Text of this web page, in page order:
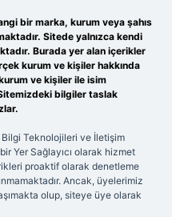
bir marka, kurum veya şahıs
Sitede yalnızca kendi
Burada yer alan içerikler
kurum ve kişiler hakkında
ve kişiler ile isim
bilgiler taslak
Bilgi Teknolojileri ve İletişim
Yer Sağlayıcı olarak hizmet
proaktif olarak denetleme
Ancak, üyelerimiz
olup, siteye üye olarak